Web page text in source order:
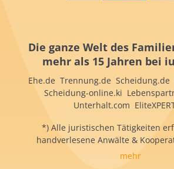
Die ganze Welt des
mehr als 15 Jahren bei
Ehe.de Trennung.de Scheidung.de
Scheidung-online.ki
Unterhalt.com
*) Alle juristischen Tätigkeiten
handverlesene Anwälte &
mehr